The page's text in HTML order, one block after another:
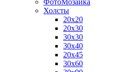
Холсты
20х20
20х30
30х30
30х40
20х45
30х60